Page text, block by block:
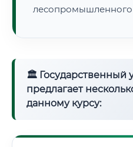
лесопромышленного
🏛 Государственный
предлагает
данному курсу: